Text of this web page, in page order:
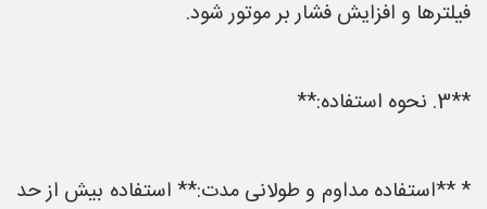
فیلترها و افزایش فشار بر موتور شود.
**3. نحوه استفاده:**
* **استفاده مداوم و طولانی مدت:** استفاده بیش از حد